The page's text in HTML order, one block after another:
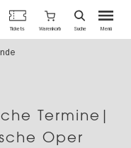
Menü
Tickets Warenkorb Suche
Termine|
Oper